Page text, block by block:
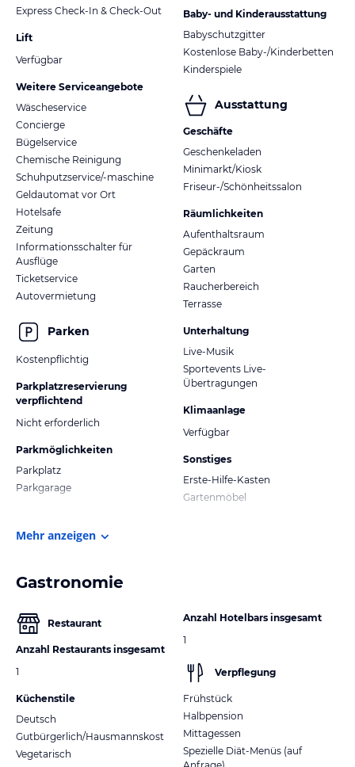
Express Check-In & Check-Out
Lift
Verfügbar
Weitere Serviceangebote
Wäscheservice
Concierge
Bügelservice
Chemische Reinigung
Schuhputzservice/-maschine
Geldautomat vor Ort
Hotelsafe
Zeitung
Informationsschalter für
Ausflüge
Ticketservice
Autovermietung
Parken
Kostenpflichtig
Parkplatzreservierung
verpflichtend
Nicht erforderlich
Parkmöglichkeiten
Parkplatz
Parkgarage
Baby- und Kinderausstattung
Babyschutzgitter
Kostenlose Baby-/Kinderbetten
Kinderspiele
Ausstattung
Geschäfte
Geschenkeladen
Minimarkt/Kiosk
Friseur-/Schönheitssalon
Räumlichkeiten
Aufenthaltsraum
Gepäckraum
Garten
Raucherbereich
Terrasse
Unterhaltung
Live-Musik
Sportevents Live-
Übertragungen
Klimaanlage
Verfügbar
Sonstiges
Erste-Hilfe-Kasten
Gartenmöbel
Mehr anzeigen
Gastronomie
Restaurant
Anzahl Restaurants insgesamt
1
Küchenstile
Deutsch
Gutbürgerlich/Hausmannskost
Vegetarisch
Anzahl Hotelbars insgesamt
1
Verpflegung
Frühstück
Halbpension
Mittagessen
Spezielle Diät-Menüs (auf